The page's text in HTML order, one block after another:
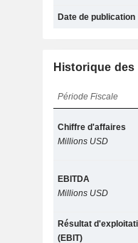
Date de publication
Historique
Période Fiscale
Chiffre d'affaires
Millions USD
EBITDA
Millions USD
Résultat
(EBIT)